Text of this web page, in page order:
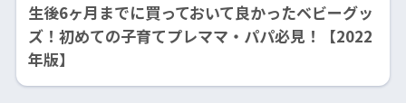
生後6ヶ月までに買っておいて良かったベビーグッ
ズ！初めての子育てプレママ・パパ必見！【2022
年版】